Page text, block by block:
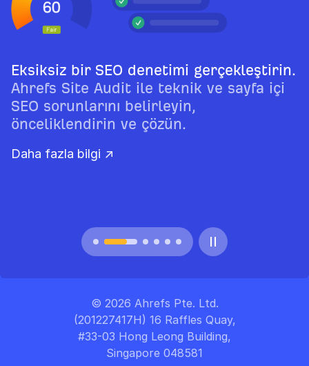
Eksiksiz bir SEO denetimi gerçekleştirin.
Ahrefs Site Audit ile teknik ve sayfa içi
SEO sorunlarını belirleyin,
önceliklendirin ve çözün.
Daha fazla bilgi ↗
© 2026 Ahrefs Pte. Ltd.
(201227417H) 16 Raffles Quay,
#33-03 Hong Leong Building,
Singapore 048581